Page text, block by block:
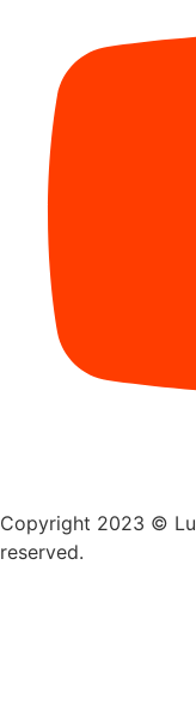
Copyright 2023 ©
reserved.